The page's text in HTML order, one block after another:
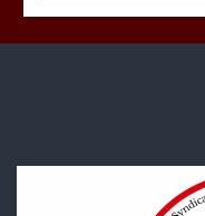
par
période